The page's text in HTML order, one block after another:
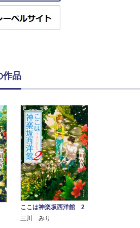
作品
ここは神楽坂西洋館 2
三川 みり